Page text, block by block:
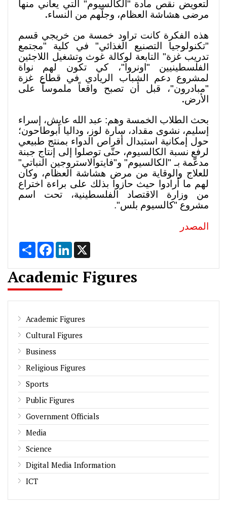
لتعويض نقص مادة "الكالسيوم" التي يعاني منها
مرضى هشاشة العظام، وجلّهم من النساء.
هذه الفكرة كانت تراود خمسة من خريجي قسم
"تكنولوجيا التصنيع الغذائي" في كلية "مجتمع
تدريب غزة" التابعة لوكالة غوث وتشغيل اللاجئين
الفلسطينيين "اونروا"، كي تكون لهم نواة
لمشروع دعم الشباب الريادي في قطاع غزة
"مبادرون"، قبل أن تصبح واقعاً ملموساً على
الأرض.
بحث الطلاب الخمسة وهم: عبد الله عايش، إسراء
إسليم، نشوى مقداد، سارة لوز، وداليا أبوطاحون؛
حول إمكانية استبدال أقراص الدواء بمنتج طبيعي
لرفع نسبة الكالسيوم، حتّى توصلوا إلى إنتاج جبنة
مدعّمة بـ "الكالسيوم" و"فايتوالاستروجين النباتي"
للعلاج والوقاية من مرض هشاشة العظام، وكان
لهم ما أرادوا حيث حازوا بذلك على براءة اختراع
من وزارة الاقتصاد الفلسطينية، تحت اسم
مشروع "كالسيوم بلس".
المصدر
Share FacebookLinkedIn
Academic Figures
Academic Figures
Cultural Figures
Business
Religious Figures
Sports
Public Figures
Government Officials
Media
Science
Digital Media Information
ICT